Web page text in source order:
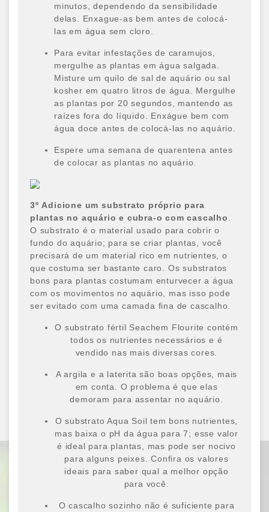
minutos, dependendo da sensibilidade
delas. Enxague-as bem antes de colocá-
las em água sem cloro.
Para evitar infestações de caramujos,
mergulhe as plantas em água salgada.
Misture um quilo de sal de aquário ou sal
kosher em quatro litros de água. Mergulhe
as plantas por 20 segundos, mantendo as
raízes fora do líquido. Enxágue bem com
água doce antes de colocá-las no aquário.
Espere uma semana de quarentena antes
de colocar as plantas no aquário.
3º Adicione um substrato próprio para
plantas no aquário e cubra-o com cascalho
O substrato é o material usado para cobrir o
fundo do aquário; para se criar plantas, você
precisará de um material rico em nutrientes, o
que costuma ser bastante caro. Os substratos
bons para plantas costumam enturvecer a água
com os movimentos no aquário, mas isso pode
ser evitado com uma camada fina de cascalho.
O substrato fértil Seachem Flourite contém
todos os nutrientes necessários e é
vendido nas mais diversas cores.
A argila e a laterita são boas opções, mais
em conta. O problema é que elas
demoram para assentar no aquário.
O substrato Aqua Soil tem bons nutrientes,
mas baixa o pH da água para 7; esse valor
é ideal para plantas, mas pode ser nocivo
para alguns peixes. Confira os valores
ideais para saber qual a melhor opção
para você.
O cascalho sozinho não é suficiente para